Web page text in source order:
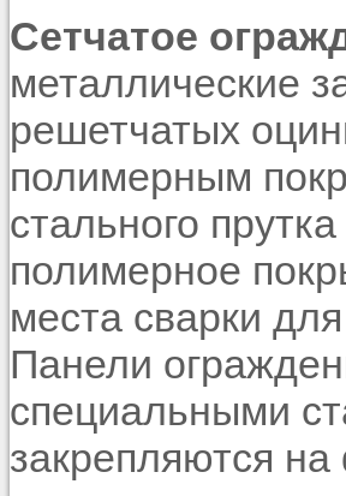
Сетчатое
металлические
решетчатых
полимерным
стального
полимерное
места сварки
Панели
специальными
закрепляются